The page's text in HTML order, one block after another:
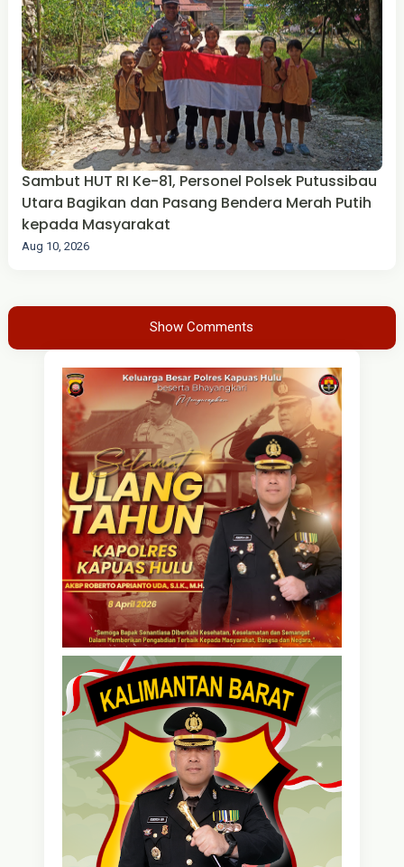
Sambut HUT RI Ke-81, Personel Polsek Putussibau
Utara Bagikan dan Pasang Bendera Merah Putih
kepada Masyarakat
Aug 10, 2026
Show Comments